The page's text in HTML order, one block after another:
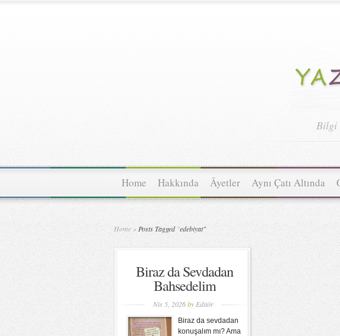
Bilgi
Home Hakkında Âyetler Aynı Çatı Altında
Home » Posts Tagged"edebiyat"
Biraz da Sevdadan
Bahsedelim
Nis 5, 2026by Editör
Biraz da sevdadan
konuşalım mı? Ama